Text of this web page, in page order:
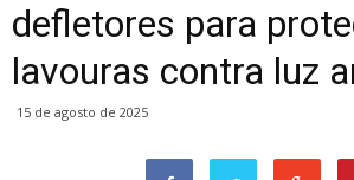
defletores para
lavouras contra luz
15 de agosto de 2025